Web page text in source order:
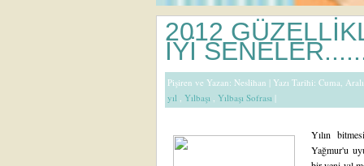
2012
İYİ
Pişiren ve Yazan: Neslihan | Yazı Tarihi: Cuma,
yıl , Yılbaşı , Yılbaşı Sofrası |
Yılın
Yağmur'u